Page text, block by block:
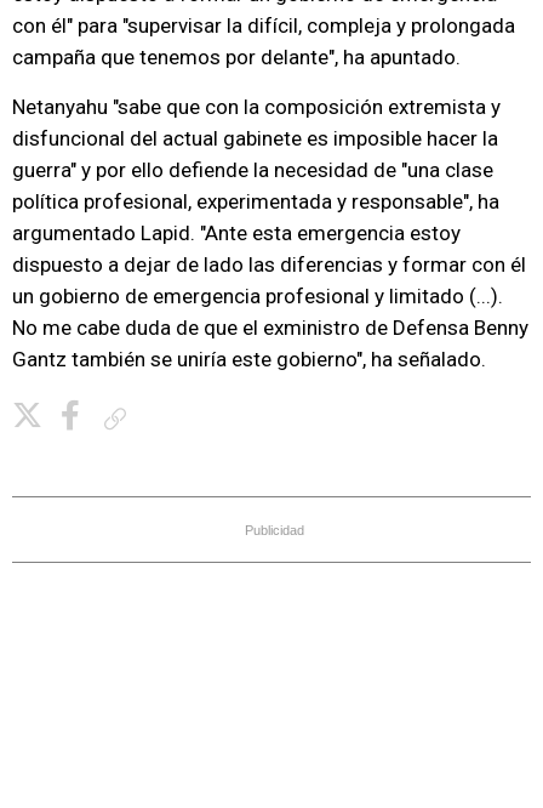
con él" para "supervisar la difícil, compleja y prolongada
campaña que tenemos por delante", ha apuntado.
Netanyahu "sabe que con la composición extremista y
disfuncional del actual gabinete es imposible hacer la
guerra" y por ello defiende la necesidad de "una clase
política profesional, experimentada y responsable", ha
argumentado Lapid. "Ante esta emergencia estoy
dispuesto a dejar de lado las diferencias y formar con él
un gobierno de emergencia profesional y limitado (...).
No me cabe duda de que el exministro de Defensa Benny
Gantz también se uniría este gobierno", ha señalado.
Publicidad